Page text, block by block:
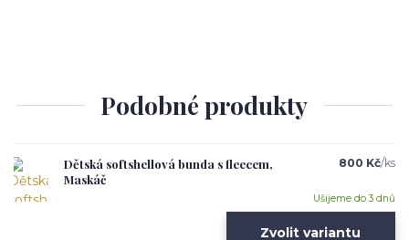
Podobné produkty
Dětská softshellová bunda s fleecem,
Maskáč
800 Kč/ks
Ušijeme do 3 dnů
Zvolit variantu